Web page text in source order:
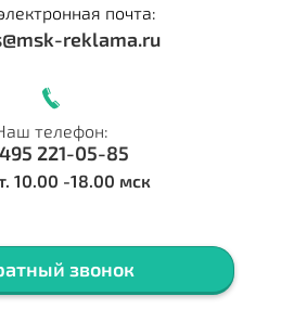
почта:
reklama.ru
телефон:
221-05-85
10.00 -18.00 мск
звонок